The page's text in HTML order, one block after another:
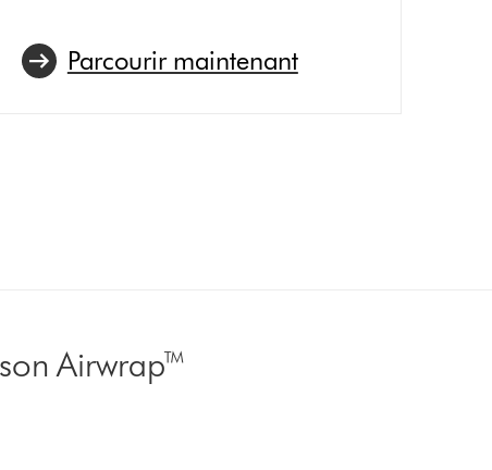
Parcourir maintenant
Airwrap™